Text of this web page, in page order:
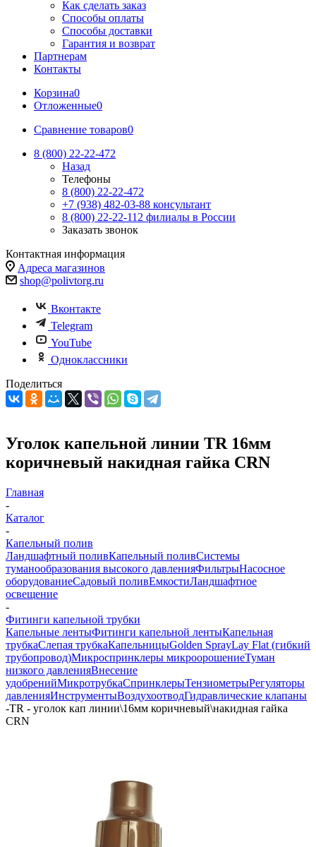
Как сделать заказ
Способы оплаты
Способы доставки
Гарантия и возврат
Партнерам
Контакты
Корзина0
Отложенные0
Сравнение товаров0
8 (800) 22-22-472
Назад
Телефоны
8 (800) 22-22-472
+7 (938) 482-03-88 консультант
8 (800) 22-22-112 филиалы в России
Заказать звонок
Контактная информация
Адреса магазинов
shop@polivtorg.ru
Вконтакте
Telegram
YouTube
Одноклассники
Поделиться
Уголок капельной линии TR 16мм
коричневый накидная гайка CRN
Главная
-
Каталог
-
Капельный полив
Ландшафтный поливКапельный поливСистемы
туманообразования высокого давленияФильтрыНасосное
оборудованиеСадовый поливЕмкостиЛандшафтное
освещение
-
Фитинги капельной трубки
Капельные лентыФитинги капельной лентыКапельная
трубкаСлепая трубкаКапельницыGolden SprayLay Flat (гибкий
трубопровод)Микроспринклеры микроорошениеТуман
низкого давленияВнесение
удобренийМикротрубкаСпринклерыТензиометрыРегуляторы
давленияИнструментыВоздухоотводГидравлические клапаны
-TR - уголок кап линии\16мм коричневый\накидная гайка
CRN